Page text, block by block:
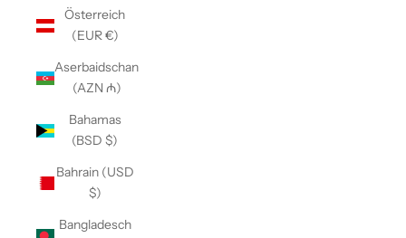
Österreich
(EUR €)
Aserbaidschan
(AZN ₼)
Bahamas
(BSD $)
Bahrain (USD
$)
Bangladesch